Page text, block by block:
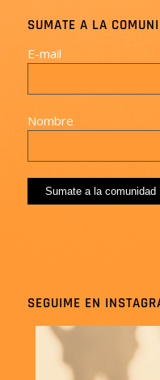
SUMATE A LA
E-mail
Nombre
SEGUIME EN